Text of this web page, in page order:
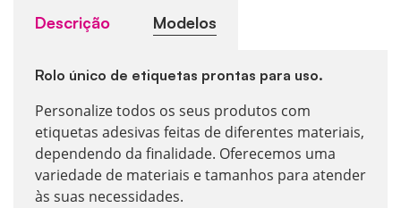
Descrição Modelos
Rolo único de etiquetas prontas para uso.
Personalize todos os seus produtos com
etiquetas adesivas feitas de diferentes materiais,
dependendo da finalidade. Oferecemos uma
variedade de materiais e tamanhos para atender
às suas necessidades.